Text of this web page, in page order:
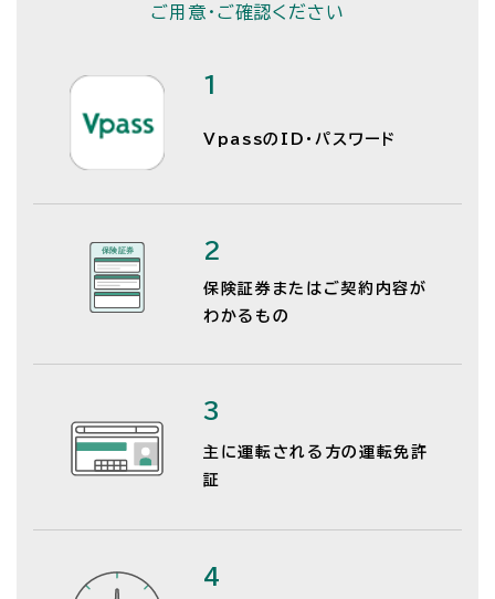
ご用意・ご確認ください
1
VpassのID・パスワード
2
保険証券またはご契約内容が
わかるもの
3
主に運転される方の運転免許
証
4